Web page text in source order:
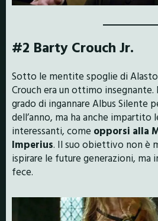
#2 Barty Crouch Jr.
Sotto le mentite spoglie di
Crouch era un ottimo
grado di ingannare Albus Silente
dell’anno, ma ha anche
interessanti, come opporsi alla
Imperius. Il suo obiettivo non è
ispirare le future generazioni,
fece.